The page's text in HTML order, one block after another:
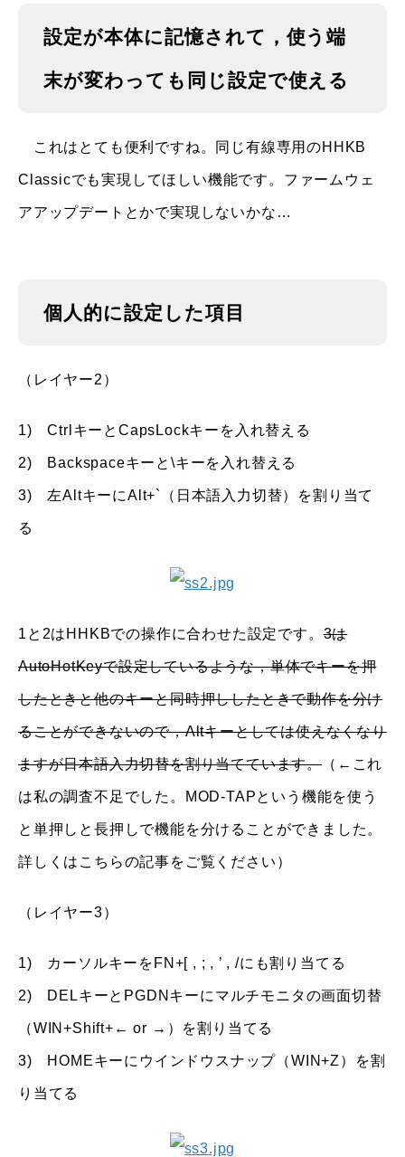
設定が本体に記憶されて，使う端
末が変わっても同じ設定で使える
これはとても便利ですね。同じ有線専用のHHKB
Classicでも実現してほしい機能です。ファームウェ
アアップデートとかで実現しないかな…
個人的に設定した項目
（レイヤー2）
1) CtrlキーとCapsLockキーを入れ替える
2) Backspaceキーと\キーを入れ替える
3) 左AltキーにAlt+`（日本語入力切替）を割り当て
る
1と2はHHKBでの操作に合わせた設定です。3は
AutoHotKeyで設定しているような，単体でキーを押
したときと他のキーと同時押ししたときで動作を分け
ることができないので，Altキーとしては使えなくなり
ますが日本語入力切替を割り当てています。 （←これ
は私の調査不足でした。MOD-TAPという機能を使う
と単押しと長押しで機能を分けることができました。
詳しくはこちらの記事をご覧ください）
（レイヤー3）
1) カーソルキーをFN+[ , ; , ’ , /にも割り当てる
2) DELキーとPGDNキーにマルチモニタの画面切替
（WIN+Shift+← or →）を割り当てる
3) HOMEキーにウインドウスナップ（WIN+Z）を割
り当てる